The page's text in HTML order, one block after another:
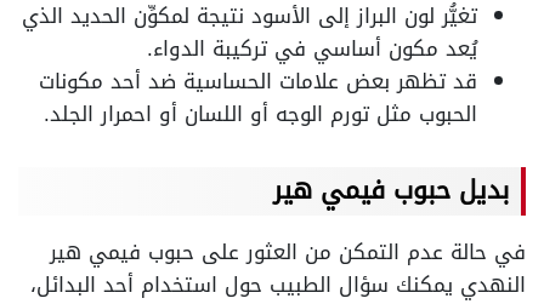
تغيُّر لون البراز إلى الأسود نتيجة لمكوِّن الحديد الذي
يُعد مكون أساسي في تركيبة الدواء.
قد تظهر بعض علامات الحساسية ضد أحد مكونات
الحبوب مثل تورم الوجه أو اللسان أو احمرار الجلد.
بديل حبوب فيمي هير
في حالة عدم التمكن من العثور على حبوب فيمي هير
النهدي يمكنك سؤال الطبيب حول استخدام أحد البدائل،